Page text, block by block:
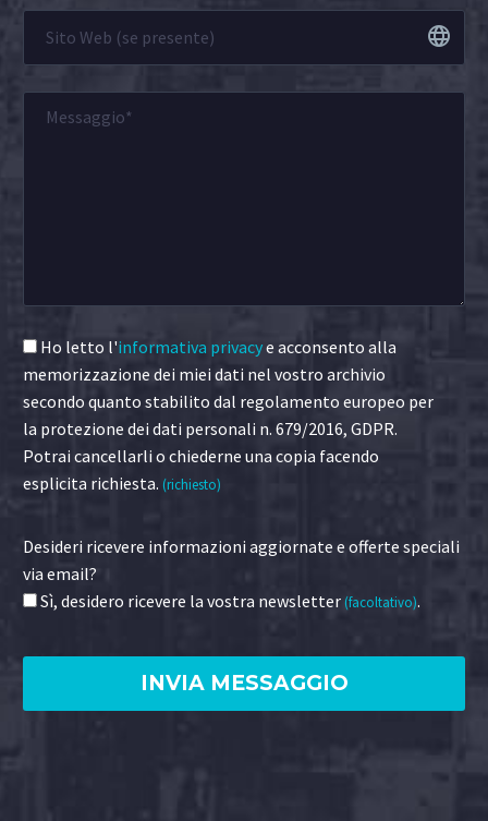
Ho letto l'informativa privacye acconsento alla
memorizzazione dei miei dati nel vostro archivio
secondo quanto stabilito dal regolamento europeo per
la protezione dei dati personali n. 679/2016, GDPR.
Potrai cancellarli o chiederne una copia facendo
esplicita richiesta. (richiesto)
Desideri ricevere informazioni aggiornate e offerte speciali
via email?
Sì, desidero ricevere la vostra newsletter(facoltativo).